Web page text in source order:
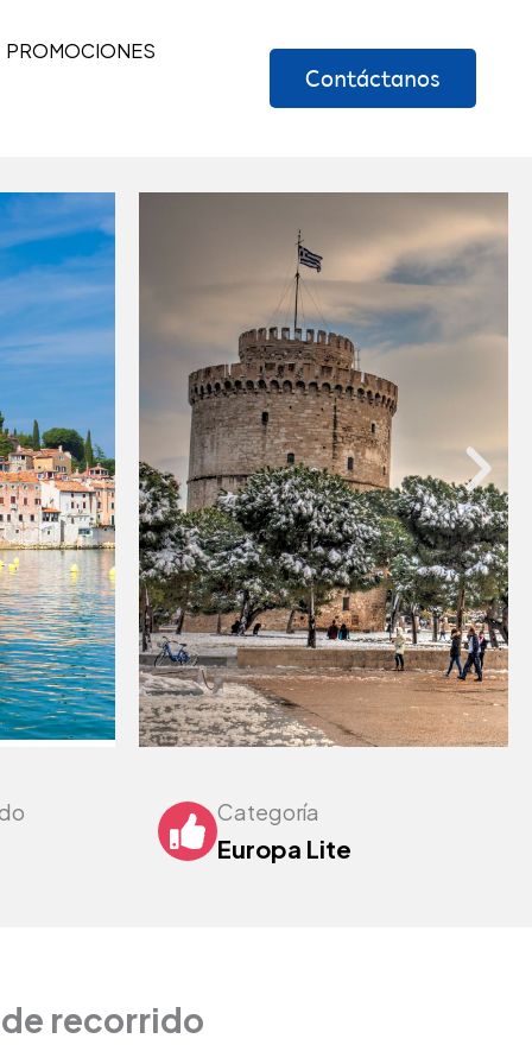
PROMOCIONES
Contáctanos
Categoría
Europa Lite
recorrido